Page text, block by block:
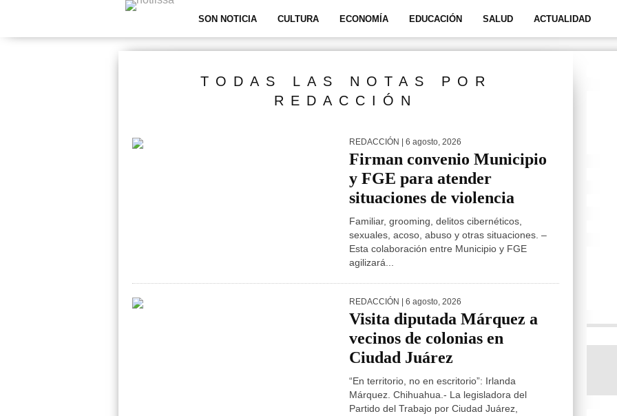
SON NOTICIA CULTURA ECONOMÍA EDUCACIÓN SALUD ACTUALIDAD
TODAS LAS NOTAS POR
REDACCIÓN
REDACCIÓN | 6 agosto, 2026
Firman convenio Municipio
y FGE para atender
situaciones de violencia
Familiar, grooming, delitos cibernéticos,
sexuales, acoso, abuso y otras situaciones. –
Esta colaboración entre Municipio y FGE
agilizará...
REDACCIÓN | 6 agosto, 2026
Visita diputada Márquez a
vecinos de colonias en
Ciudad Juárez
“En territorio, no en escritorio”: Irlanda
Márquez. Chihuahua.- La legisladora del
Partido del Trabajo por Ciudad Juárez,